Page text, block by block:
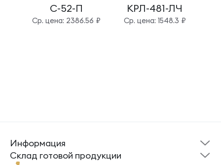
С-52-П
Cр. цена: 2386.56 ₽
КРЛ-481-ЛЧ
Cр. цена: 1548.3 ₽
Информация
Склад готовой
продукции
Помощь
Cклад готовой продукции
Кресты Ложки